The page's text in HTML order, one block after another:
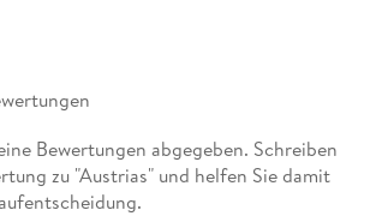
Bewertungen abgegeben. Schreiben
zu "Austrias" und helfen Sie damit